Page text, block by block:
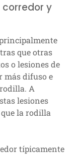
y
que otras
o lesiones de
más difuso e
A
lesiones
la rodilla
típicamente